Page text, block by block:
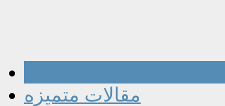
مقالات متميزه